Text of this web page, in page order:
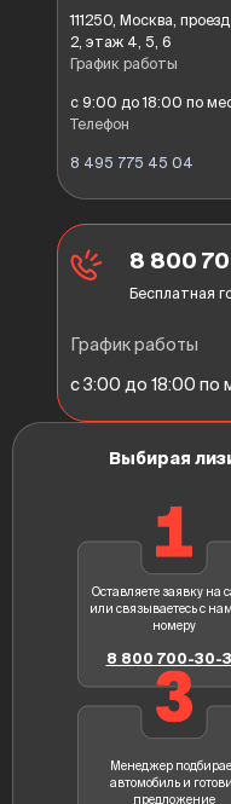
111250, Москва,
2, этаж 4, 5, 6
График работы
с 9:00 до 18:00 по
Телефон
8 495 775 45 04
8 800
Бесплатная
График работы
с 3:00 до 18:00 по
Выбирая
Оставляете заявку на
или связываетесь с
номеру
8 800 700-30-
Менеджер
автомобиль и
предложение